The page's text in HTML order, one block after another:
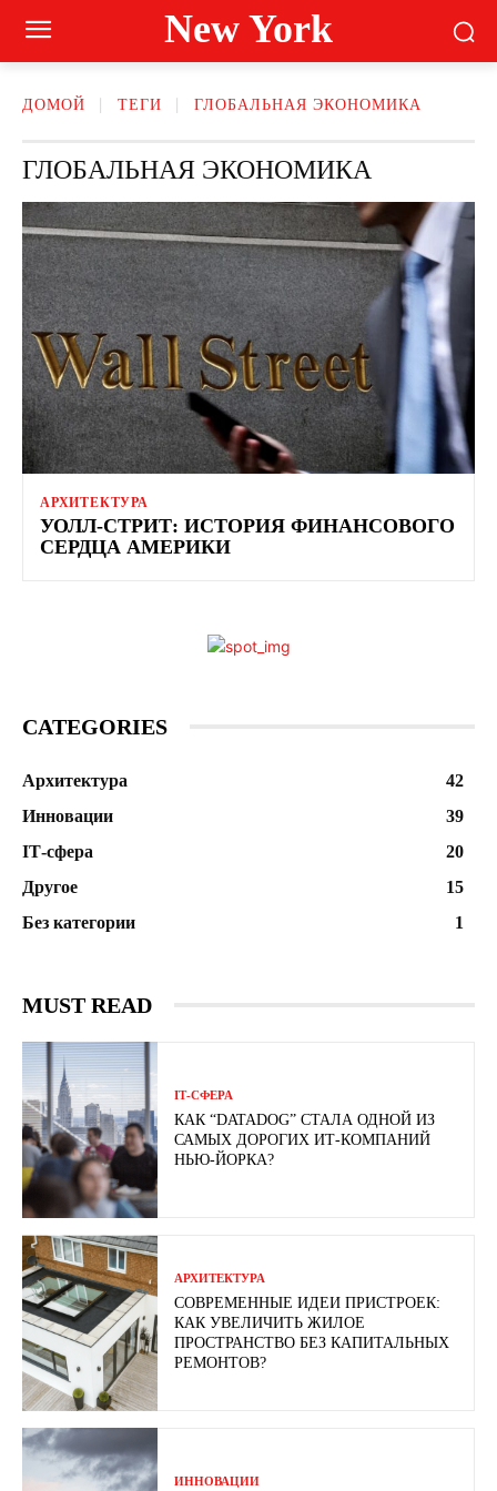
New York
ДОМОЙ ТЕГИ ГЛОБАЛЬНАЯ ЭКОНОМИКА
ГЛОБАЛЬНАЯ ЭКОНОМИКА
АРХИТЕКТУРА
УОЛЛ-СТРИТ: ИСТОРИЯ ФИНАНСОВОГО
СЕРДЦА АМЕРИКИ
CATEGORIES
Архитектура
42
Инновации
39
ІТ-сфера
20
Другое
15
Без категории
1
MUST READ
ІТ-СФЕРА
КАК “DATADOG” СТАЛА ОДНОЙ ИЗ
САМЫХ ДОРОГИХ ИТ-КОМПАНИЙ
НЬЮ-ЙОРКА?
АРХИТЕКТУРА
СОВРЕМЕННЫЕ ИДЕИ ПРИСТРОЕК:
КАК УВЕЛИЧИТЬ ЖИЛОЕ
ПРОСТРАНСТВО БЕЗ КАПИТАЛЬНЫХ
РЕМОНТОВ?
ИННОВАЦИИ